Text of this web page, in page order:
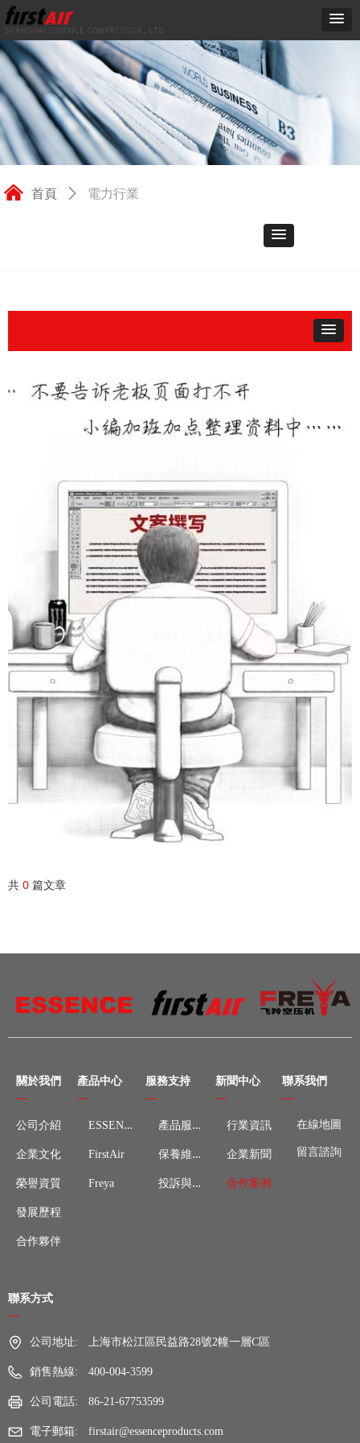
共 0 篇文章
낀 首頁 ꄲ 電力行業
公司介紹
企業文化
榮譽資質
發展歷程
合作夥伴
產
品服務
保
養維修
投
訴與建議
行業資訊
企業新聞
合作案例
關於我們
—
服務支持
—
新聞中心
—
E
SSENCE
FirstAir
Freya
產品中心
—
在線地圖
留言諮詢
聯系我們
—
聯系方式
—
公司地址: 上海市松江區民益路28號2幢一層C區
銷售熱線: 400-004-3599
公司電話: 86-21-67753599
電子郵箱: firstair@essenceproducts.com